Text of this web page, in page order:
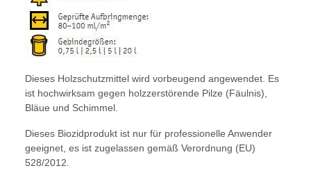
Dieses Holzschutzmittel wird vorbeugend angewendet. Es
ist hochwirksam gegen holzzerstörende Pilze (Fäulnis),
Bläue und Schimmel.
Dieses Biozidprodukt ist nur für professionelle Anwender
geeignet, es ist zugelassen gemäß Verordnung (EU)
528/2012.